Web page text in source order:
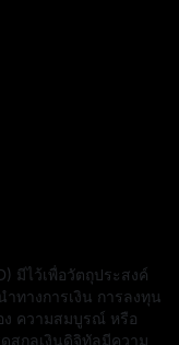
มีไว้เพื่อวัตถุประสงค์
ทางการเงิน การลงทุน
ง ความสมบูรณ์ หรือ
สกุลเงินดิจิทัลมีความ